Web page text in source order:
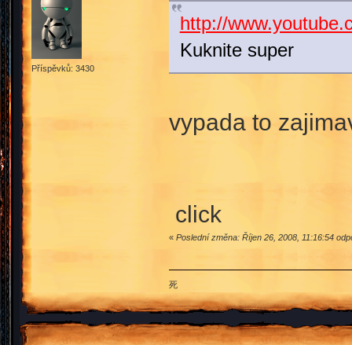
Příspěvků: 3430
http://
Kuknite super
vypada to
click
« Poslední změna: Říjen 26, 2008, 11:16:54
死